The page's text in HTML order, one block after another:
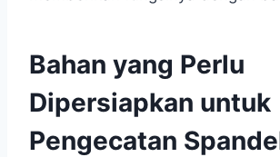
Bahan yang Perlu
Dipersiapkan untuk
Pengecatan